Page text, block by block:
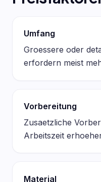
Umfang
Groessere oder
erfordern meist
Vorbereitung
Zusaetzliche
Arbeitszeit
Material